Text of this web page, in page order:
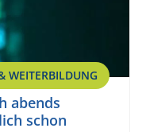
WEITERBILDUNG
abends
schon